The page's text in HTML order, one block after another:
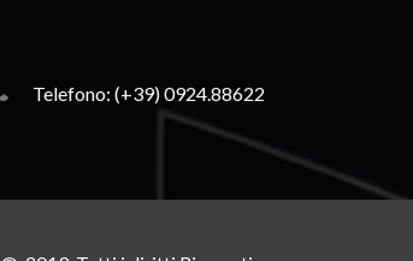
Telefono: (+39) 0924.88622